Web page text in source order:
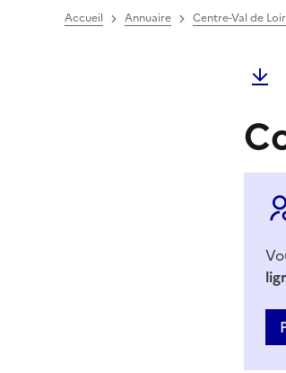
Accueil Annuaire Centre-Val de